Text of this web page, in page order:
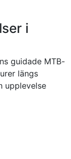
i
guidade MTB-
längs
upplevelse